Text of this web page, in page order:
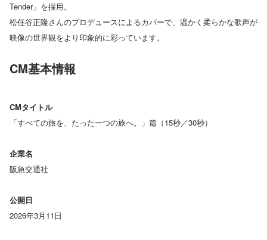
Tender」を採用。
松任谷正隆さんのプロデュースによるカバーで、温かく柔らかな歌声が
映像の世界観をより印象的に彩っています。
CM基本情報
CMタイトル
「すべての旅を、たった一つの旅へ。」篇（15秒／30秒）
企業名
阪急交通社
公開日
2026年3月11日